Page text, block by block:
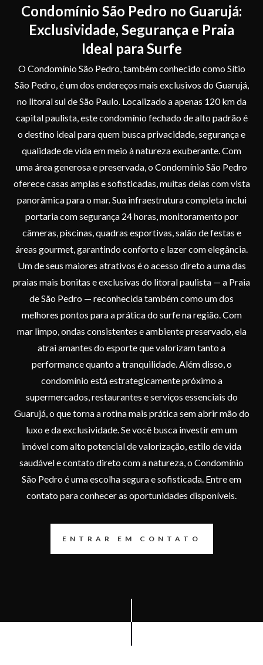
   
Condomínio São Pedro no Guarujá:
Exclusividade, Segurança e Praia
Ideal para Surfe
O Condomínio São Pedro, também conhecido como Sítio
São Pedro, é um dos endereços mais exclusivos do Guarujá,
no litoral sul de São Paulo. Localizado a apenas 120 km da
capital paulista, este condomínio fechado de alto padrão é
o destino ideal para quem busca privacidade, segurança e
qualidade de vida em meio à natureza exuberante. Com
uma área generosa e preservada, o Condomínio São Pedro
oferece casas amplas e sofisticadas, muitas delas com vista
panorâmica para o mar. Sua infraestrutura completa inclui
portaria com segurança 24 horas, monitoramento por
câmeras, piscinas, quadras esportivas, salão de festas e
áreas gourmet, garantindo conforto e lazer com elegância.
Um de seus maiores atrativos é o acesso direto a uma das
praias mais bonitas e exclusivas do litoral paulista — a Praia
de São Pedro — reconhecida também como um dos
melhores pontos para a prática do surfe na região. Com
mar limpo, ondas consistentes e ambiente preservado, ela
atrai amantes do esporte que valorizam tanto a
performance quanto a tranquilidade. Além disso, o
condomínio está estrategicamente próximo a
supermercados, restaurantes e serviços essenciais do
Guarujá, o que torna a rotina mais prática sem abrir mão do
luxo e da exclusividade. Se você busca investir em um
imóvel com alto potencial de valorização, estilo de vida
saudável e contato direto com a natureza, o Condomínio
São Pedro é uma escolha segura e sofisticada. Entre em
contato para conhecer as oportunidades disponíveis.
ENTRAR EM CONTATO